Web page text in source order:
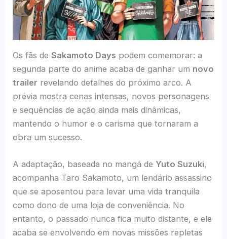
Os fãs deSakamoto Days podem comemorar: a
segunda parte do anime acaba de ganhar um novo
trailer revelando detalhes do próximo arco. A
prévia mostra cenas intensas, novos personagens
e sequências de ação ainda mais dinâmicas,
mantendo o humor e o carisma que tornaram a
obra um sucesso.
A adaptação, baseada no mangá de Yuto Suzuki,
acompanha Taro Sakamoto, um lendário assassino
que se aposentou para levar uma vida tranquila
como dono de uma loja de conveniência. No
entanto, o passado nunca fica muito distante, e ele
acaba se envolvendo em novas missões repletas